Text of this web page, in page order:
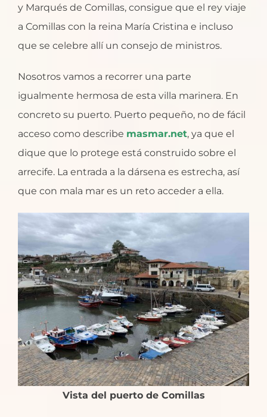
y Marqués de Comillas, consigue que el rey viaje
a Comillas con la reina María Cristina e incluso
que se celebre allí un consejo de ministros.
Nosotros vamos a recorrer una parte
igualmente hermosa de esta villa marinera. En
concreto su puerto. Puerto pequeño, no de fácil
acceso como describe masmar.net, ya que el
dique que lo protege está construido sobre el
arrecife. La entrada a la dársena es estrecha, así
que con mala mar es un reto acceder a ella.
Vista del puerto de Comillas